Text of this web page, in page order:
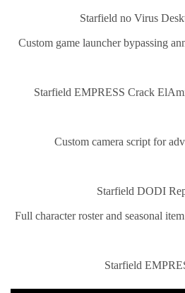
Starfield no Virus
Custom game launcher bypassing
Starfield EMPRESS Crack
Custom camera script for
Starfield DODI
Full character roster and seasonal
Starfield